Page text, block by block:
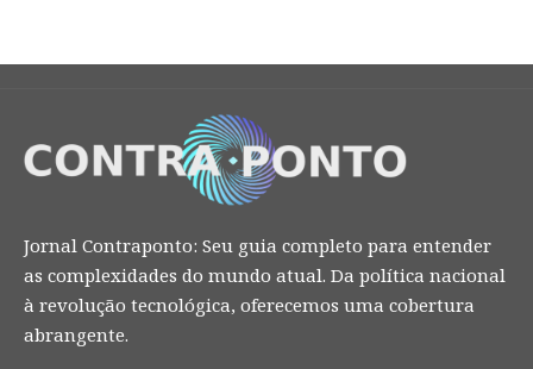
Jornal Contraponto: Seu guia completo para entender
as complexidades do mundo atual. Da política nacional
à revolução tecnológica, oferecemos uma cobertura
abrangente.